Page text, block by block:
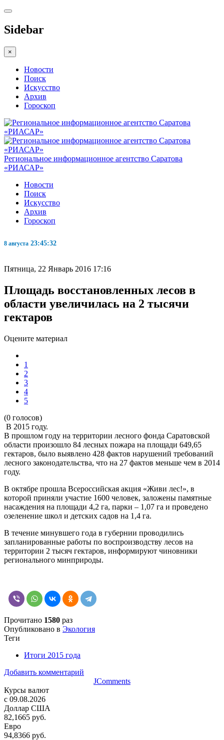
Sidebar
×
Новости
Поиск
Искусство
Архив
Гороскоп
Региональное информационное агентство Саратова
«РИАСАР»
Новости
Поиск
Искусство
Архив
Гороскоп
8 августа 23:45:33
Пятница, 22 Январь 2016 17:16
Площадь восстановленных лесов в
области увеличилась на 2 тысячи
гектаров
Оцените материал
1
2
3
4
5
(0 голосов)
В 2015 году.
В прошлом году на территории лесного фонда Саратовской
области произошло 84 лесных пожара на площади 649,65
гектаров, было выявлено 428 фактов нарушений требований
лесного законодательства, что на 27 фактов меньше чем в 2014
году.
В октябре прошла Всероссийская акция «Живи лес!», в
которой приняли участие 1600 человек, заложены памятные
насаждения на площади 4,2 га, парки – 1,07 га и проведено
озеленение школ и детских садов на 1,4 га.
В течение минувшего года в губернии проводились
запланированные работы по воспроизводству лесов на
территории 2 тысяч гектаров, информируют чиновники
регионального минприроды.
Прочитано 1580 раз
Опубликовано в Экология
Теги
Итоги 2015 года
Добавить комментарий
JComments
Курсы валют
c 09.08.2026
Доллар США
82,1665 руб.
Евро
94,8366 руб.